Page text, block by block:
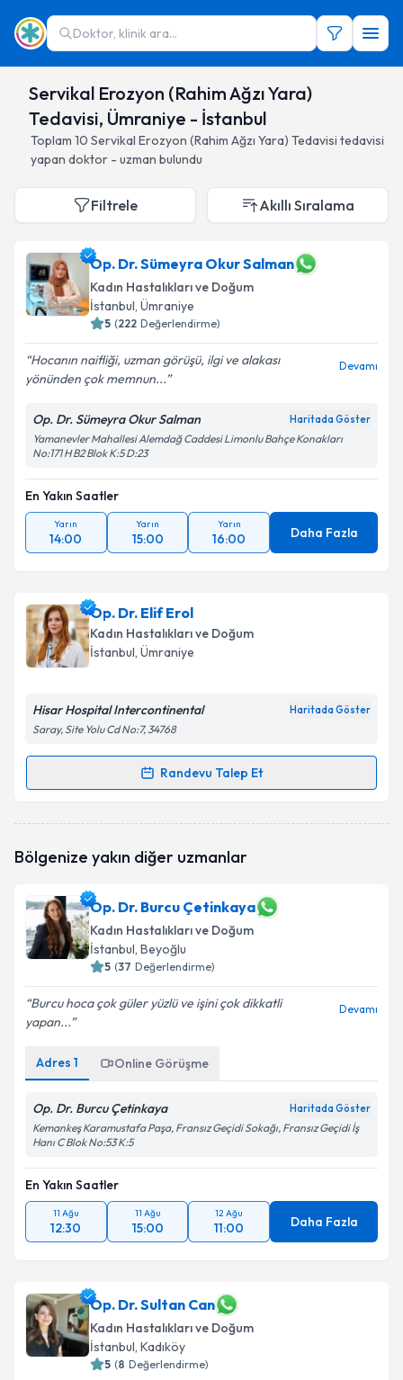
Doktor, klinik ara...
Servikal Erozyon (Rahim Ağzı Yara)
Tedavisi, Ümraniye - İstanbul
Toplam 10 Servikal Erozyon (Rahim Ağzı Yara) Tedavisi tedavisi
yapan doktor - uzman bulundu
Filtrele Akıllı Sıralama
Op. Dr. Sümeyra Okur Salman
Kadın Hastalıkları ve Doğum
İstanbul, Ümraniye
5 (222 Değerlendirme)
Hocanın naifliği, uzman görüşü, ilgi ve alakası
yönünden çok memnun...
Devamı
Op. Dr. Sümeyra Okur Salman Haritada Göster
Yamanevler Mahallesi Alemdağ Caddesi Limonlu Bahçe Konakları
No:171 H B2 Blok K:5 D:23
En Yakın Saatler
Yarın
14:00
Yarın
15:00
Yarın
16:00 Daha Fazla
Op. Dr. Elif Erol
Kadın Hastalıkları ve Doğum
İstanbul, Ümraniye
Hisar Hospital Intercontinental Haritada Göster
Saray, Site Yolu Cd No:7, 34768
Randevu Talep Et
Randevu Takvimi Talebi
Size bu uzmandan randevu almanız için bir takvim
E-posta Adresiniz
Kişisel verilerimin işlenmesine ilişkin
Aydınlatma
Bölgenize yakın diğer uzmanlar
Op. Dr. Burcu Çetinkaya
Kadın Hastalıkları ve Doğum
İstanbul, Beyoğlu
5 (37 Değerlendirme)
Burcu hoca çok güler yüzlü ve işini çok dikkatli
yapan...
Devamı
Adres 1 Online Görüşme
Op. Dr. Burcu Çetinkaya Haritada Göster
Kemankeş Karamustafa Paşa, Fransız Geçidi Sokağı, Fransız Geçidi İş
Hanı C Blok No:53 K:5
En Yakın Saatler
11 Ağu
12:30
11 Ağu
15:00
12 Ağu
11:00 Daha Fazla
Op. Dr. Sultan Can
Kadın Hastalıkları ve Doğum
İstanbul, Kadıköy
5 (8 Değerlendirme)